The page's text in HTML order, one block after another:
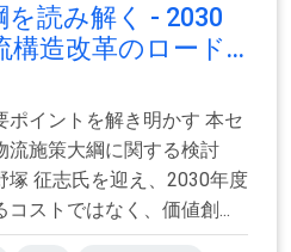
読み解く - 2030
構造改革のロード...
ポイントを解き明かす 本セ
流施策大綱に関する検討
塚 征志氏を迎え、2030年度
ストではなく、価値創...